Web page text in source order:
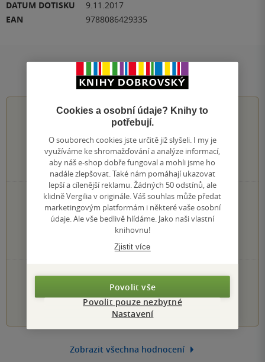
DATUM DOTISKU
9.11.2017
EAN
9788086429335
Hodnocení a recenze čtenářů
0.0z5
0hodnocení čtenářů
0×
5 hvězdiček
0×
4 hvězdičky
0×
3 hvězdičky
2 hvězdičky
1 hvezdička
PŘIDEJTE SVÉ HODNOCENÍ KNIHY
1 2 3 4 5
Zobrazit všechna hodnocení
Cookies a osobní údaje? Knihy to
potřebují.
O souborech cookies jste určitě již slyšeli. I my je
využíváme ke shromažďování a analýze informací,
aby náš e-shop dobře fungoval a mohli jsme ho
nadále zlepšovat. Také nám pomáhají ukazovat
lepší a cílenější reklamu. Žádných 50 odstínů, ale
klidně Vergilia v originále. Váš souhlas může předat
marketingovým platformám i některé vaše osobní
údaje. Ale vše bedlivě hlídáme. Jako naši vlastní
knihovnu!
Zjistit více
Povolit vše
Povolit pouze nezbytné
Nastavení